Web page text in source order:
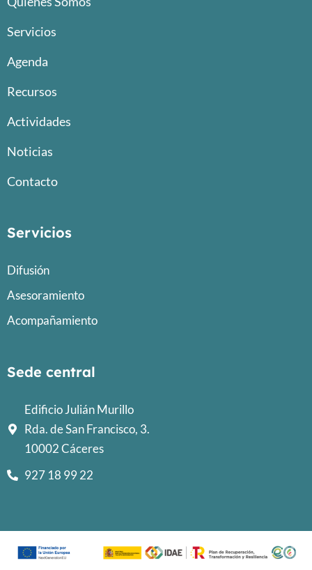
Servicios
Agenda
Recursos
Actividades
Noticias
Contacto
Servicios
Difusión
Asesoramiento
Acompañamiento
Sede central
Edificio Julián Murillo
Rda. de San Francisco, 3.
10002 Cáceres
927 18 99 22